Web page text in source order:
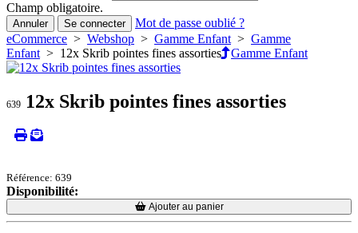
Champ obligatoire.
Annuler Se connecter
Mot de passe oublié ?
eCommerce > Webshop > Gamme Enfant > Gamme
Enfant > 12x Skrib pointes fines assorties Gamme Enfant
639 12x Skrib pointes fines assorties
Référence: 639
Disponibilité:
Loading...
Loading... Ajouter au panier